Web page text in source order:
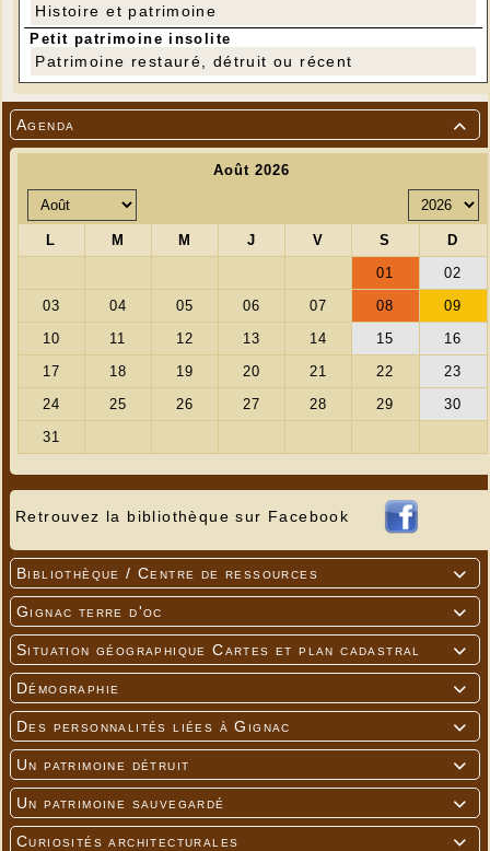

Agenda
Retrouvez la bibliothèque sur Facebook

Bibliothèque / Centre de ressources

Gignac terre d'oc

Situation géographique Cartes et plan cadastral

Démographie

Des personnalités liées à Gignac

Un patrimoine détruit

Un patrimoine sauvegardé

Curiosités architecturales
Histoire et patrimoine
Petit patrimoine insolite
Patrimoine restauré, détruit ou récent